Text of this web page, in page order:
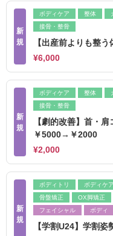
新
規
ボディケア 整体
接骨・整骨
【出産前よりも整
¥6,000
新
規
ボディケア 整体
接骨・整骨
【劇的改善】首・
￥5000→￥2000
¥2,000
新
規
ボディトリ ボディケア
骨盤矯正
OX脚矯正
フェイシャル
ボディ
【学割U24】学割